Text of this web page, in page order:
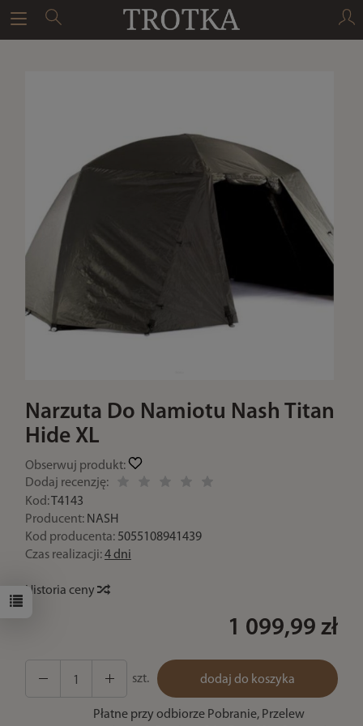
Narzuta Do Namiotu Nash Titan
Hide XL
Obserwuj produkt:
Dodaj recenzję:
Kod:
T4143
Producent: NASH
Kod producenta: 5055108941439
Czas realizacji:4 dni
Historia ceny
1 099,99 zł
szt. dodaj do koszyka
Płatne przy odbiorze Pobranie, Przelew